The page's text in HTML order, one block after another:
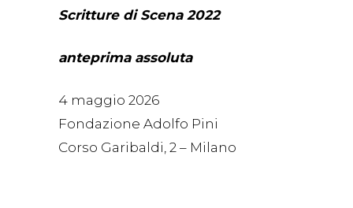
Scritture di Scena 2022
anteprima assoluta
4 maggio 2026
Fondazione Adolfo Pini
Corso Garibaldi, 2 – Milano